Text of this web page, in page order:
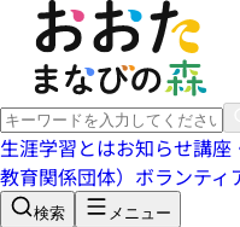
生涯学習とはお知らせ講座
教育関係団体） ボランティ
検索 メニュー